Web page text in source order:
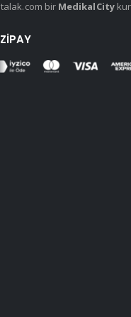
bir MedikalCity